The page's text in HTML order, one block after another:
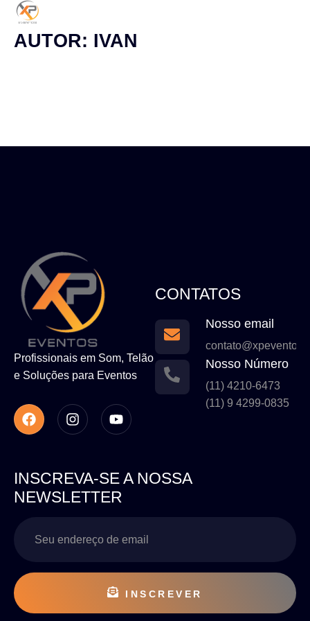
AUTOR: IVAN
Profissionais em Som, Telão
e Soluções para Eventos
CONTATOS
Nosso email
Nosso Número
(11) 4210-6473
(11) 9 4299-0835
INSCREVA-SE A NOSSA
NEWSLETTER
INSCREVER